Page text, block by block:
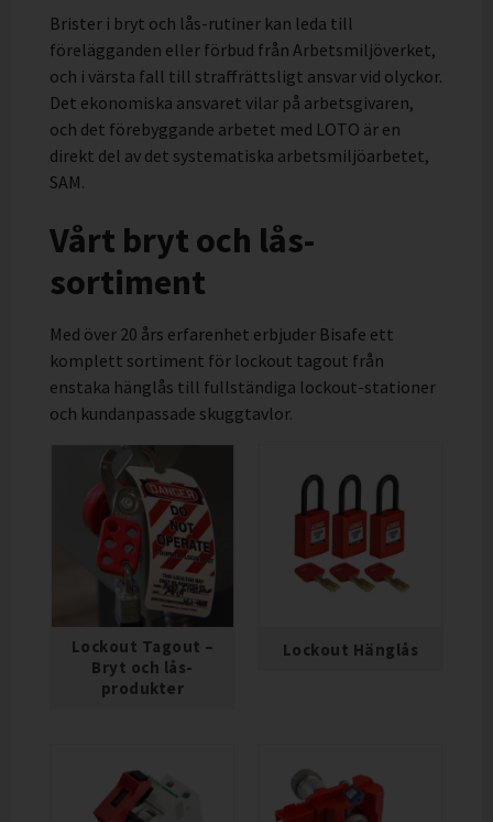
Brister i bryt och lås-rutiner kan leda till
förelägganden eller förbud från Arbetsmiljöverket,
och i värsta fall till straffrättsligt ansvar vid olyckor.
Det ekonomiska ansvaret vilar på arbetsgivaren,
och det förebyggande arbetet med LOTO är en
direkt del av det systematiska arbetsmiljöarbetet,
SAM.
Vårt bryt och lås-
sortiment
Med över 20 års erfarenhet erbjuder Bisafe ett
komplett sortiment för lockout tagout från
enstaka hänglås till fullständiga lockout-stationer
och kundanpassade skuggtavlor.
Lockout Tagout –
Bryt och lås-
produkter
Lockout Hänglås